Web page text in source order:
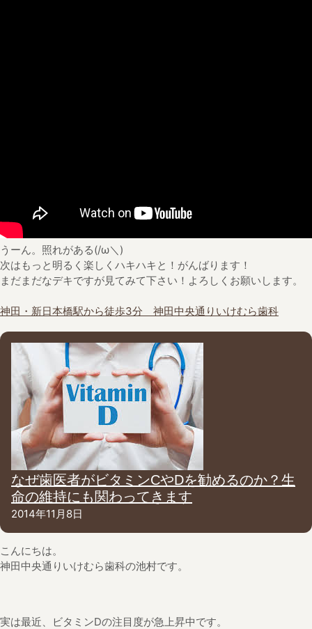
うーん。照れがある(/ω＼)
次はもっと明るく楽しくハキハキと！がんばります！
まだまだなデキですが見てみて下さい！よろしくお願いします。
神田・新日本橋駅から徒歩3分 神田中央通りいけむら歯科
なぜ歯医者がビタミンCやDを勧めるのか？生
命の維持にも関わってきます
2014年11月8日
こんにちは。
神田中央通りいけむら歯科の池村です。
実は最近、ビタミンDの注目度が急上昇中です。